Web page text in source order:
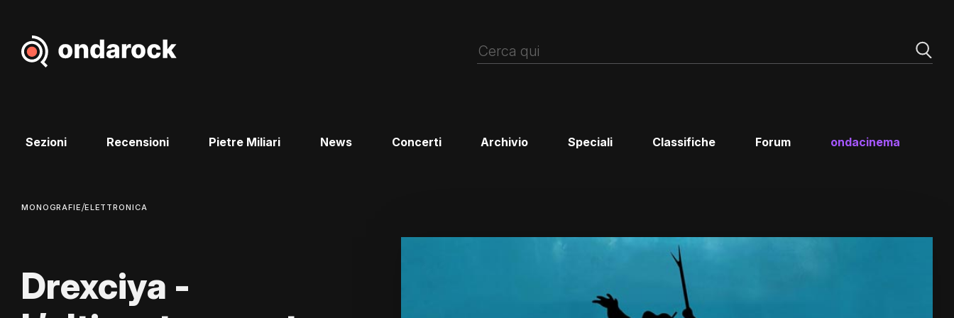
Sezioni Recensioni Pietre Miliari News Concerti Archivio Speciali Classifiche Forum ondacinema
MONOGRAFIE/ELETTRONICA
Drexciya -